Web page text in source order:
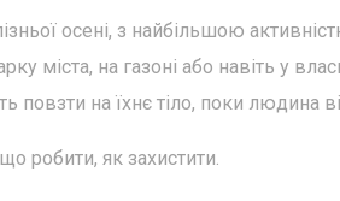
осені, з найбільшою
міста, на газоні або навіть у
на їхнє тіло, поки людина
робити, як захистити.